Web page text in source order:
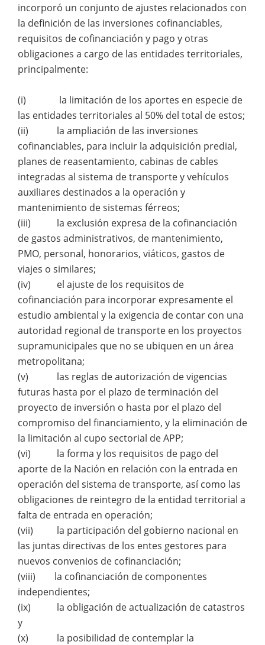
incorporó un conjunto de ajustes relacionados con
la definición de las inversiones cofinanciables,
requisitos de cofinanciación y pago y otras
obligaciones a cargo de las entidades territoriales,
principalmente:
(i) la limitación de los aportes en especie de
las entidades territoriales al 50% del total de estos;
(ii) la ampliación de las inversiones
cofinanciables, para incluir la adquisición predial,
planes de reasentamiento, cabinas de cables
integradas al sistema de transporte y vehículos
auxiliares destinados a la operación y
mantenimiento de sistemas férreos;
(iii) la exclusión expresa de la cofinanciación
de gastos administrativos, de mantenimiento,
PMO, personal, honorarios, viáticos, gastos de
viajes o similares;
(iv) el ajuste de los requisitos de
cofinanciación para incorporar expresamente el
estudio ambiental y la exigencia de contar con una
autoridad regional de transporte en los proyectos
supramunicipales que no se ubiquen en un área
metropolitana;
(v) las reglas de autorización de vigencias
futuras hasta por el plazo de terminación del
proyecto de inversión o hasta por el plazo del
compromiso del financiamiento, y la eliminación de
la limitación al cupo sectorial de APP;
(vi) la forma y los requisitos de pago del
aporte de la Nación en relación con la entrada en
operación del sistema de transporte, así como las
obligaciones de reintegro de la entidad territorial a
falta de entrada en operación;
(vii) la participación del gobierno nacional en
las juntas directivas de los entes gestores para
nuevos convenios de cofinanciación;
(viii) la cofinanciación de componentes
independientes;
(ix) la obligación de actualización de catastros
y
(x) la posibilidad de contemplar la